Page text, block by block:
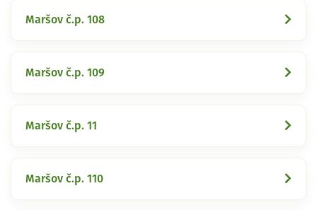
Maršov č.p. 108
Maršov č.p. 109
Maršov č.p. 11
Maršov č.p. 110